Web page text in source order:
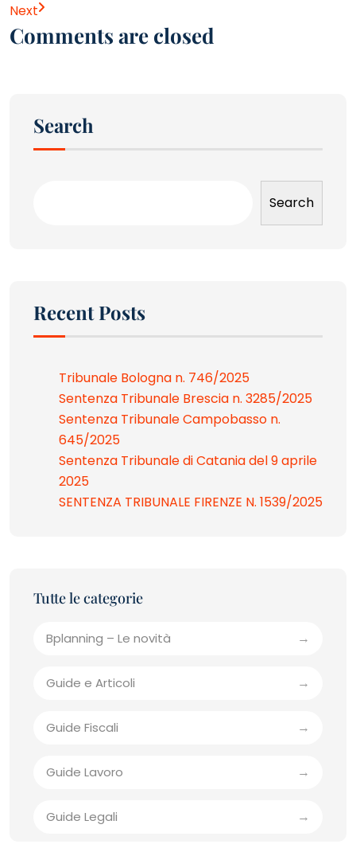
Next
Comments are closed
Search
Search
Recent Posts
Tribunale Bologna n. 746/2025
Sentenza Tribunale Brescia n. 3285/2025
Sentenza Tribunale Campobasso n.
645/2025
Sentenza Tribunale di Catania del 9 aprile
2025
SENTENZA TRIBUNALE FIRENZE N. 1539/2025
Bplanning – Le novità
Guide e Articoli
Guide Fiscali
Guide Lavoro
Guide Legali